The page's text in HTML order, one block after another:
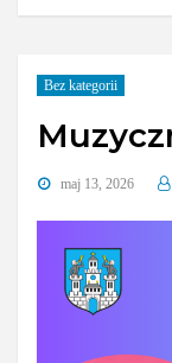
Bez kategorii
maj 13, 2026